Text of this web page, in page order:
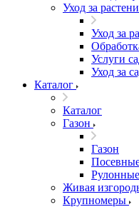
Уход за
Уход за
Услуги
Уход за
Каталог
Каталог
Газон
Газон
Живая
Крупномеры